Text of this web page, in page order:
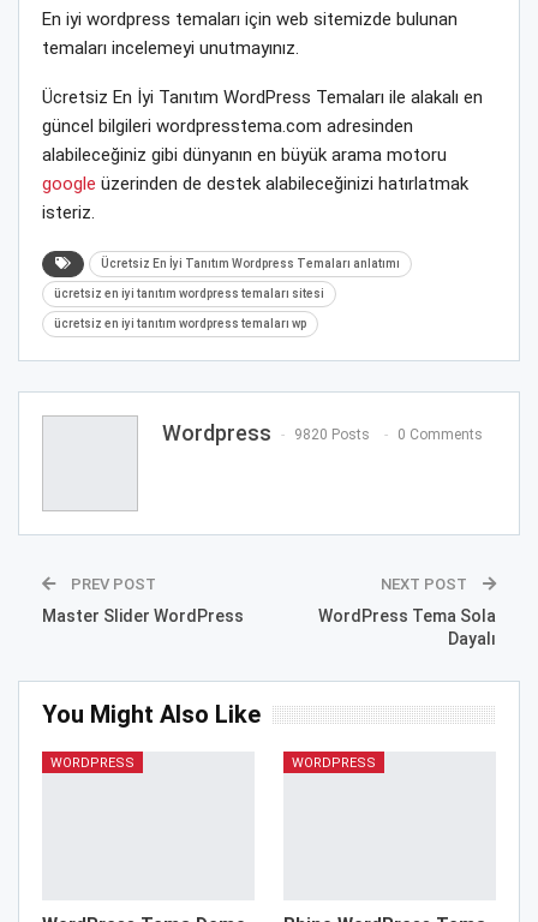
En iyi wordpress temaları için web sitemizde bulunan
temaları incelemeyi unutmayınız.
Ücretsiz En İyi Tanıtım WordPress Temaları ile alakalı en
güncel bilgileri wordpresstema.com adresinden
alabileceğiniz gibi dünyanın en büyük arama motoru
google üzerinden de destek alabileceğinizi hatırlatmak
isteriz.
Ücretsiz En İyi Tanıtım Wordpress Temaları anlatımı
ücretsiz en iyi tanıtım wordpress temaları sitesi
ücretsiz en iyi tanıtım wordpress temaları wp
Wordpress 9820 Posts 0 Comments
PREV POST
Master Slider WordPress
NEXT POST
WordPress Tema Sola
Dayalı
You Might Also Like
WORDPRESS WORDPRESS